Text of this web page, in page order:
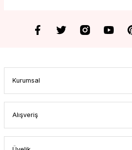
Kurumsal
Alışveriş